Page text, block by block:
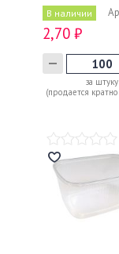
108х82х49мм,
В наличии
2,70 ₽
за штуку
(продается